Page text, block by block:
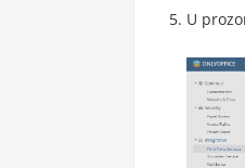
U